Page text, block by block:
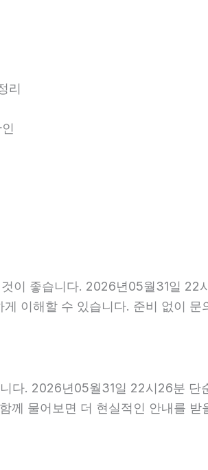
리
이 좋습니다. 2026년05월31일
이해할 수 있습니다. 준비 없이
다. 2026년05월31일 22시26분
께 물어보면 더 현실적인 안내를 받